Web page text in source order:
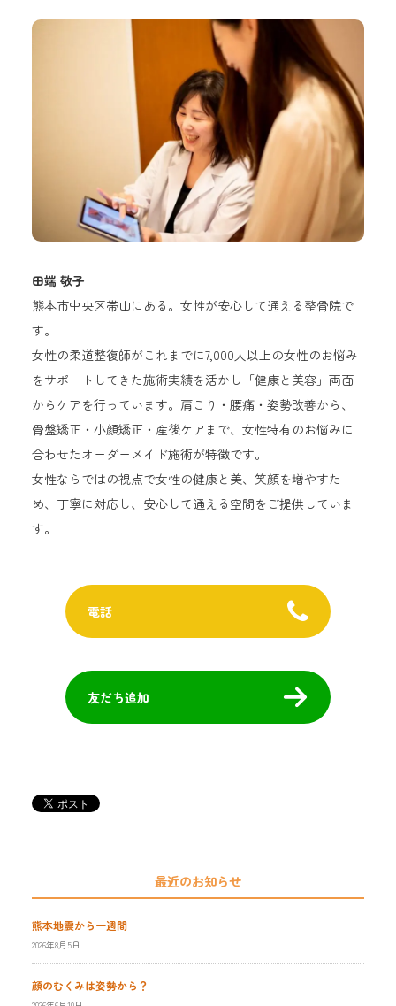
田端 敬子
熊本市中央区帯山にある。女性が安心して通える整骨院で
す。
女性の柔道整復師がこれまでに7,000人以上の女性のお悩み
をサポートしてきた施術実績を活かし「健康と美容」両面
からケアを行っています。肩こり・腰痛・姿勢改善から、
骨盤矯正・小顔矯正・産後ケアまで、女性特有のお悩みに
合わせたオーダーメイド施術が特徴です。
女性ならではの視点で女性の健康と美、笑顔を増やすた
め、丁寧に対応し、安心して通える空間をご提供していま
す。
電話
友だち追加
最近のお知らせ
熊本地震から一週間
2026年8月5日
顔のむくみは姿勢から？